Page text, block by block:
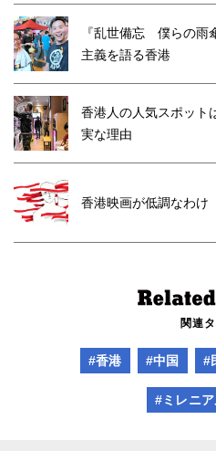
『乱世備忘 僕らの
主義を語る香港
香港人の人気スポット
実な理由
香港映画が低調なわ
関連
#香港 #中国 #
#ミレニ